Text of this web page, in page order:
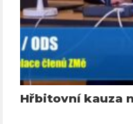
Hřbitovní kauza